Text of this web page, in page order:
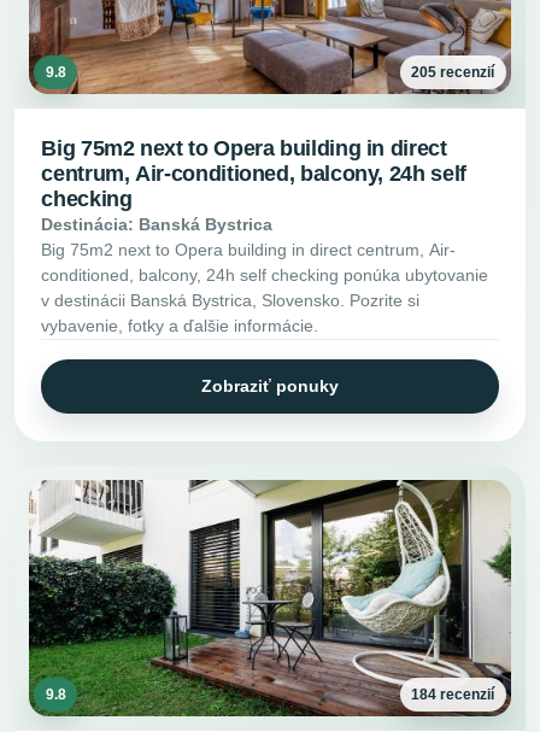
9.8 205 recenzií
Big 75m2 next to Opera building in direct
centrum, Air-conditioned, balcony, 24h self
checking
Destinácia: Banská Bystrica
Big 75m2 next to Opera building in direct centrum, Air-
conditioned, balcony, 24h self checking ponúka ubytovanie
v destinácii Banská Bystrica, Slovensko. Pozrite si
vybavenie, fotky a ďalšie informácie.
Zobraziť ponuky
9.8 184 recenzií